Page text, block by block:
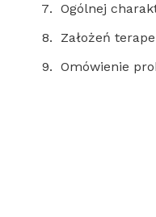
Ogólnej
Założeń
Omówienie